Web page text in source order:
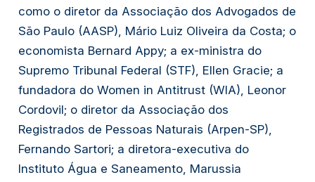
como o diretor da Associação dos Advogados de
São Paulo (AASP), Mário Luiz Oliveira da Costa; o
economista Bernard Appy; a ex-ministra do
Supremo Tribunal Federal (STF), Ellen Gracie; a
fundadora do Women in Antitrust (WIA), Leonor
Cordovil; o diretor da Associação dos
Registrados de Pessoas Naturais (Arpen-SP),
Fernando Sartori; a diretora-executiva do
Instituto Água e Saneamento, Marussia